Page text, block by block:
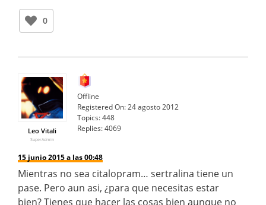
0
Leo Vitali
SuperAdmin
Offline
Registered On:24 agosto 2012
Topics:448
Replies:4069
15 junio 2015 a las 00:48
Mientras no sea citalopram… sertralina tiene un
pase. Pero aun asi, ¿para que necesitas estar
bien? Tienes que hacer las cosas bien aunque no